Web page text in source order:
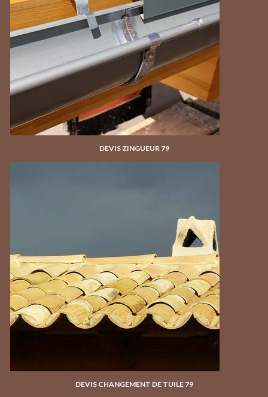
DEVIS ZINGUEUR 79
DEVIS CHANGEMENT DE TUILE 79